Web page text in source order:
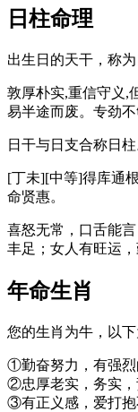
日柱命理
出生日的天干，称
敦厚朴实,重信守义,
易半途而废。专劲不
日干与日支合称日
[丁未][中等]得库通
命贤惠。
喜怒无常，口舌能
丰足；女人有旺运，
年命生肖
您的生肖为牛，以下
①勤奋努力，有强烈
②忠厚老实，务实，
③有正义感，爱打抱